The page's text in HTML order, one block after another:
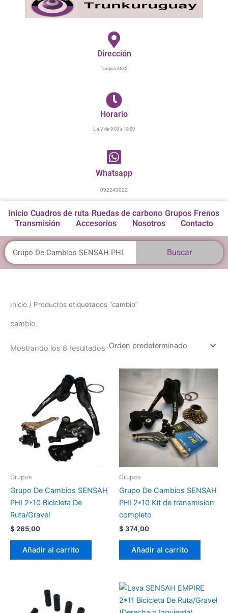
Dirección
Turquia 3635
Horario
L a V de 9:00 a 18:00
Whatsapp
092243022
Inicio Cuadros de ruta Ruedas de carbono Grupos Frenos
Transmisión
Accesorios Nosotros Contacto
Buscar
Buscar
Inicio / Productos etiquetados “cambio”
cambio
Mostrando los 8 resultados
Grupos
Grupo De Cambios SENSAH
PHI 2*10 Bicicleta De
Ruta/Gravel
$ 265,00
Añadir al carrito
Grupos
Grupo De Cambios SENSAH
PHI 2*10 Kit de transmision
completo
$ 374,00
Añadir al carrito